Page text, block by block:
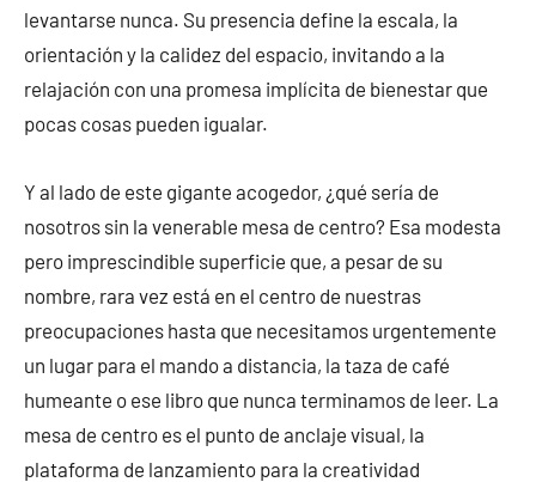
levantarse nunca. Su presencia define la escala, la
orientación y la calidez del espacio, invitando a la
relajación con una promesa implícita de bienestar que
pocas cosas pueden igualar.
Y al lado de este gigante acogedor, ¿qué sería de
nosotros sin la venerable mesa de centro? Esa modesta
pero imprescindible superficie que, a pesar de su
nombre, rara vez está en el centro de nuestras
preocupaciones hasta que necesitamos urgentemente
un lugar para el mando a distancia, la taza de café
humeante o ese libro que nunca terminamos de leer. La
mesa de centro es el punto de anclaje visual, la
plataforma de lanzamiento para la creatividad